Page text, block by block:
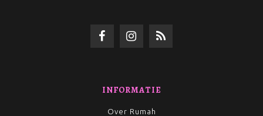
INFORMATIE
Over Rumah